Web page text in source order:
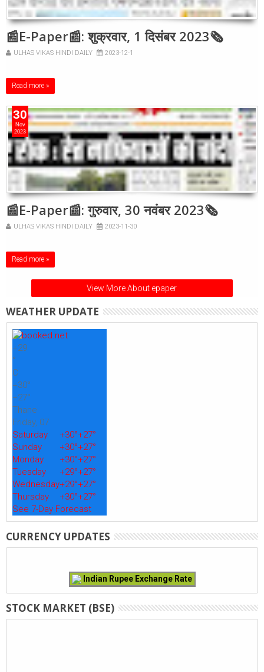
📰E-Paper📰: शुक्रवार, 1 दिसंबर 2023🗞
ULHAS VIKAS HINDI DAILY 2023-12-1
Read more »
30
Nov
2023
📰E-Paper📰: गुरुवार, 30 नवंबर 2023🗞
ULHAS VIKAS HINDI DAILY 2023-11-30
Read more »
View More About epaper
WEATHER UPDATE
+29
°
C
+30°
+27°
Thane
Friday, 07
Saturday
+30°+27°
Sunday
+30°+27°
Monday
+30°+27°
Tuesday
+29°+27°
Wednesday+29°+27°
Thursday
+30°+27°
See 7-Day Forecast
CURRENCY UPDATES
Indian Rupee Exchange Rate
STOCK MARKET (BSE)